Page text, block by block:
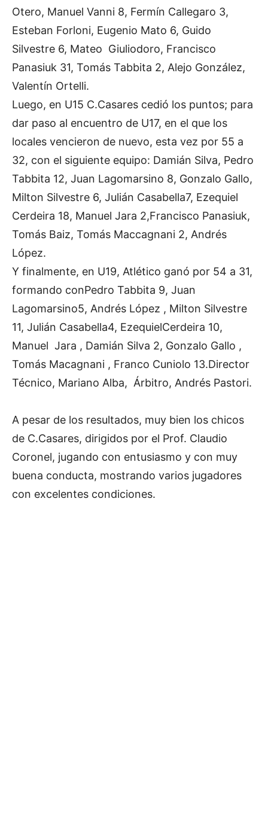
Otero, Manuel Vanni 8, Fermín Callegaro 3,
Esteban Forloni, Eugenio Mato 6, Guido
Silvestre 6, Mateo Giuliodoro, Francisco
Panasiuk 31, Tomás Tabbita 2, Alejo González,
Valentín Ortelli.
Luego, en U15 C.Casares cedió los puntos; para
dar paso al encuentro de U17, en el que los
locales vencieron de nuevo, esta vez por 55 a
32, con el siguiente equipo: Damián Silva, Pedro
Tabbita 12, Juan Lagomarsino 8, Gonzalo Gallo,
Milton Silvestre 6, Julián Casabella7, Ezequiel
Cerdeira 18, Manuel Jara 2,Francisco Panasiuk,
Tomás Baiz, Tomás Maccagnani 2, Andrés
López.
Y finalmente, en U19, Atlético ganó por 54 a 31,
formando conPedro Tabbita 9, Juan
Lagomarsino5, Andrés López , Milton Silvestre
11, Julián Casabella4, EzequielCerdeira 10,
Manuel Jara , Damián Silva 2, Gonzalo Gallo ,
Tomás Macagnani , Franco Cuniolo 13.Director
Técnico, Mariano Alba, Árbitro, Andrés Pastori.
A pesar de los resultados, muy bien los chicos
de C.Casares, dirigidos por el Prof. Claudio
Coronel, jugando con entusiasmo y con muy
buena conducta, mostrando varios jugadores
con excelentes condiciones.